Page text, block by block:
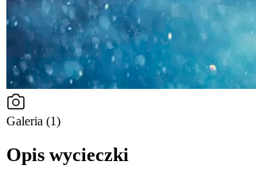
Galeria (1)
Opis wycieczki